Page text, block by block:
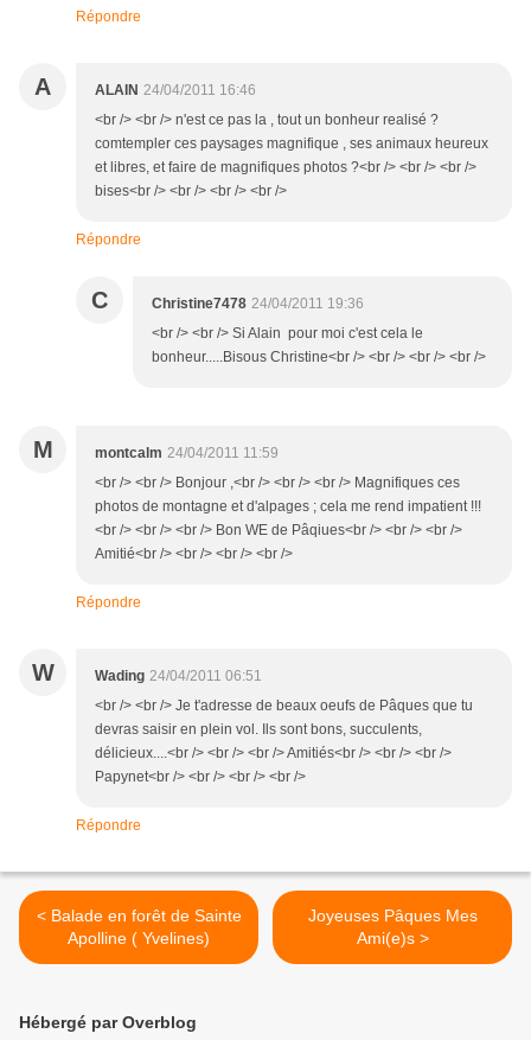
Répondre
A ALAIN 24/04/2011 16:46
<br /> <br /> n'est ce pas la , tout un bonheur realisé ?
comtempler ces paysages magnifique , ses animaux heureux
et libres, et faire de magnifiques photos ?<br /> <br /> <br />
bises<br /> <br /> <br /> <br />
Répondre
C Christine7478 24/04/2011 19:36
<br /> <br /> Si Alain pour moi c'est cela le
bonheur.....Bisous Christine<br /> <br /> <br /> <br />
M montcalm 24/04/2011 11:59
<br /> <br /> Bonjour ,<br /> <br /> <br /> Magnifiques ces
photos de montagne et d'alpages ; cela me rend impatient !!!
<br /> <br /> <br /> Bon WE de Pâqiues<br /> <br /> <br />
Amitié<br /> <br /> <br /> <br />
Répondre
W Wading 24/04/2011 06:51
<br /> <br /> Je t'adresse de beaux oeufs de Pâques que tu
devras saisir en plein vol. Ils sont bons, succulents,
délicieux....<br /> <br /> <br /> Amitiés<br /> <br /> <br />
Papynet<br /> <br /> <br /> <br />
Répondre
< Balade en forêt de Sainte
Apolline ( Yvelines)
Joyeuses Pâques Mes
Ami(e)s >
Hébergé par Overblog